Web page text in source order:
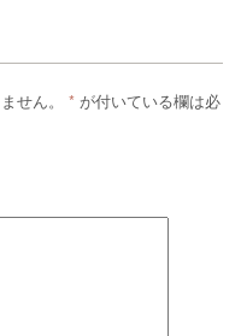
せん。 * が付いている欄は必